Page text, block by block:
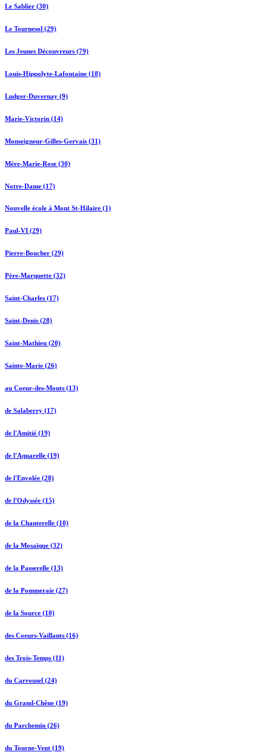
Le Sablier (30)
Le Tournesol (29)
Les Jeunes Découvreurs (79)
Louis-Hippolyte-Lafontaine (18)
Ludger-Duvernay (9)
Marie-Victorin (14)
Monseigneur-Gilles-Gervais (31)
Mère-Marie-Rose (30)
Notre-Dame (17)
Nouvelle école à Mont St-Hilaire (1)
Paul-VI (29)
Pierre-Boucher (29)
Père-Marquette (32)
Saint-Charles (17)
Saint-Denis (28)
Saint-Mathieu (20)
Sainte-Marie (26)
au Coeur-des-Monts (13)
de Salaberry (17)
de l'Amitié (19)
de l'Aquarelle (19)
de l'Envolée (28)
de l'Odyssée (15)
de la Chanterelle (10)
de la Mosaïque (32)
de la Passerelle (13)
de la Pommeraie (27)
de la Source (10)
des Coeurs-Vaillants (16)
des Trois-Temps (11)
du Carrousel (24)
du Grand-Chêne (19)
du Parchemin (26)
du Tourne-Vent (19)